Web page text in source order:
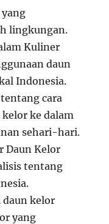
lingkungan.
Kuliner
daun
Indonesia.
cara
ke dalam
sehari-hari.
Daun Kelor
tentang
daun kelor
yang